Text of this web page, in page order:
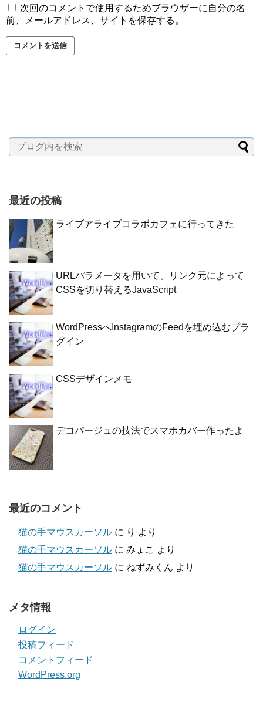
次回のコメントで使用するためブラウザーに自分の名
前、メールアドレス、サイトを保存する。
最近の投稿
ライブアライブコラボカフェに行ってきた
URLパラメータを用いて、リンク元によって
CSSを切り替えるJavaScript
WordPressへInstagramのFeedを埋め込むプラ
グイン
CSSデザインメモ
デコパージュの技法でスマホカバー作ったよ
最近のコメント
猫の手マウスカーソル に り より
猫の手マウスカーソル に みょこ より
猫の手マウスカーソル に ねずみくん より
メタ情報
ログイン
投稿フィード
コメントフィード
WordPress.org